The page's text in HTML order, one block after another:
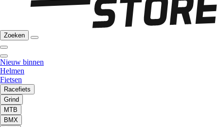
Zoeken
Nieuw binnen
Helmen
Fietsen
Racefiets
Grind
MTB
BMX